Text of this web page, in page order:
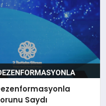
Saydı